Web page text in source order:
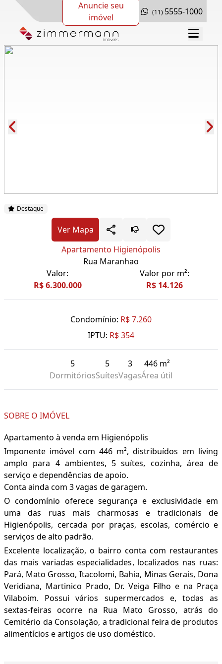
Anuncie seu
imóvel
(11) 5555-1000
Destaque
Ver Mapa
Apartamento Higienópolis
Rua Maranhao
Valor:
R$ 6.300.000
Valor por m²:
R$ 14.126
Condomínio: R$ 7.260
IPTU: R$ 354
5
Dormitórios
5
Suítes
3
Vagas
446 m²
Área útil
SOBRE O IMÓVEL
Apartamento à venda em Higienópolis
Imponente imóvel com 446 m², distribuídos em living
amplo para 4 ambientes, 5 suítes, cozinha, área de
serviço e dependências de apoio.
Conta ainda com 3 vagas de garagem.
O condomínio oferece segurança e exclusividade em
uma das ruas mais charmosas e tradicionais de
Higienópolis, cercada por praças, escolas, comércio e
serviços de alto padrão.
Excelente localização, o bairro conta com restaurantes
das mais variadas especialidades, localizados nas ruas:
Pará, Mato Grosso, Itacolomi, Bahia, Minas Gerais, Dona
Veridiana, Martinico Prado, Dr. Veiga Filho e na Praça
Vilaboim. Possui vários supermercados e, todas as
sextas-feiras ocorre na Rua Mato Grosso, atrás do
Cemitério da Consolação, a tradicional feira de produtos
alimentícios e artigos de uso doméstico.